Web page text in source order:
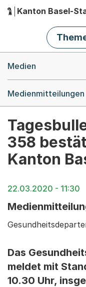
Hauptnavigation
Kanton Basel-
Medien
Medienmitteilungen
358
Kanton
22.03.2020 - 11:30
Das
meldet mit
10.30 Uhr,